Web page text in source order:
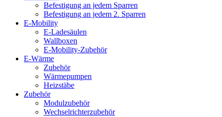
Befestigung an jedem Sparren
Befestigung an jedem 2. Sparren
E-Mobility
E-Ladesäulen
Wallboxen
E-Mobility-Zubehör
E-Wärme
Zubehör
Wärmepumpen
Heizstäbe
Zubehör
Modulzubehör
Wechselrichterzubehör